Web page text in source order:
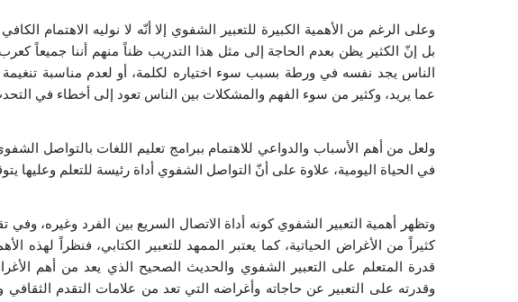
عما يريد، وكثير من سوء الفهم والمشكلات بين الناس تعود إلى أخطاء في
في الحياة اليومية، علاوة على أنّ التواصل الشفوي أداة رئيسة للتعلم وعليها